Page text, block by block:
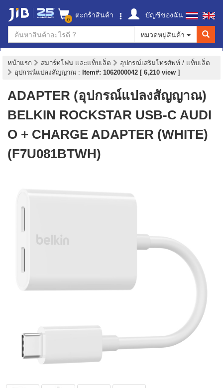
0 ตะกร้าสินค้า
บัญชีของฉัน
หมวดหมู่สินค้า
หน้าแรก สมาร์ทโฟน และแท็บเล็ต
อุปกรณ์เสริมโทรศัพท์ / แท็บเล็ต
อุปกรณ์แปลงสัญญาณ : Item#: 1062000042 [ 6,210 view ]
ADAPTER (อุปกรณ์แปลงสัญญาณ)
BELKIN ROCKSTAR USB-C AUDI
O + CHARGE ADAPTER (WHITE)
(F7U081BTWH)